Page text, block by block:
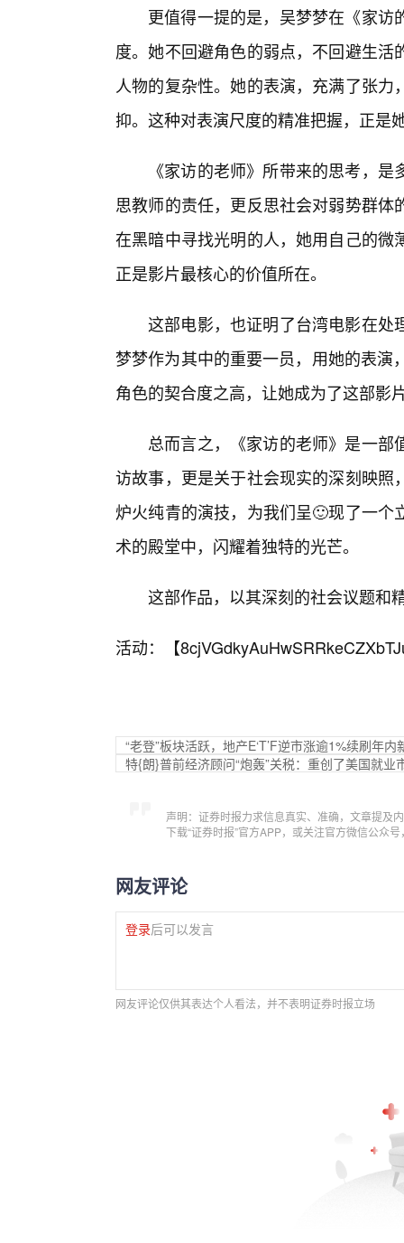
更值得一提的是，吴梦梦在《家
度。她不回避角色的弱点，不回避生
人物的复杂性。她的表演，充满了张
抑。这种对表演尺度的精准把握，正是
《家访的老师》所带来的思考，
思教师的责任，更反思社会对弱势群
在黑暗中寻找光明的人，她用自己的
正是影片最核心的价值所在。
这部电影，也证明了台湾电影在处
梦梦作为其中的重要一员，用她的表
角色的契合度之高，让她成为了这部影
总而言之，《家访的老师》是一
访故事，更是关于社会现实的深刻映
炉火纯青的演技，为我们呈🙂现了一
术的殿堂中，闪耀着独特的光芒。
这部作品，以其深刻的社会议题和
活动：【
“老登”板块活跃，地产E‘T’F逆市涨逾1%续刷年
特{朗}普前经济顾问“炮轰”关税：重创了美国就业
声明：证券时报力求信息真实、准确，文章提及
下载“证券时报”官方APP，或关注官方微信公众
网友评论
登录后可以发言
网友评论仅供其表达个人看法，并不表明证券时报立场